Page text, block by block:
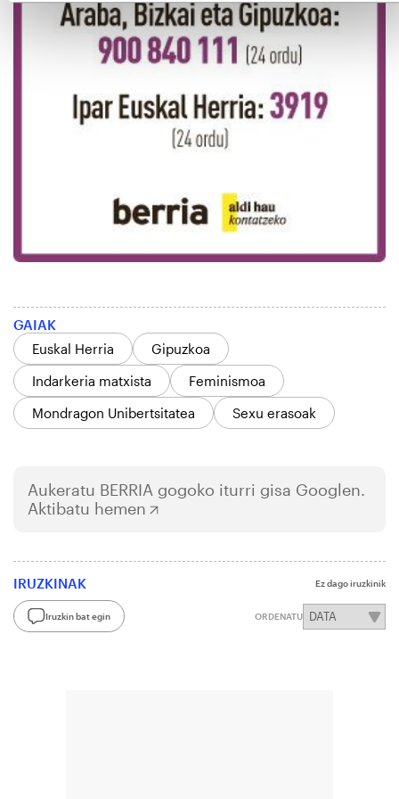
GAIAK
Euskal Herria
Gipuzkoa
Indarkeria matxista
Feminismoa
Mondragon Unibertsitatea
Sexu erasoak
Aukeratu BERRIA gogoko iturri gisa Googlen.
Aktibatu hemen
IRUZKINAK Ez dago iruzkinik
Iruzkin bat egin ORDENATU